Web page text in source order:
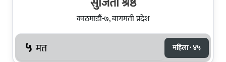
काठमाडौं-७, बागमती प्रदेश
५ मत महिला · ४५